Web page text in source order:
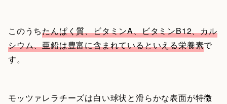
このうちたんぱく質、ビタミンA、ビタミンB12、カル
シウム、亜鉛は豊富に含まれているといえる栄養素で
す。
モッツァレラチーズは白い球状と滑らかな表面が特徴